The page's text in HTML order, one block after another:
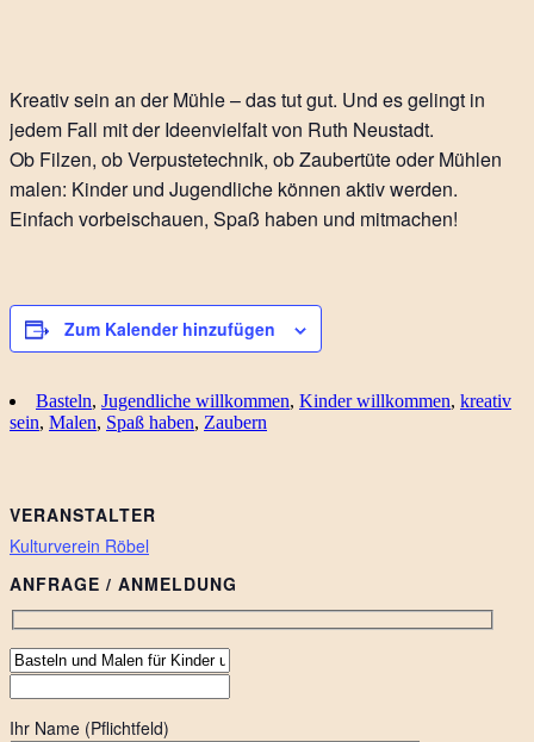
Kreativ sein an der Mühle – das tut gut. Und es gelingt in
jedem Fall mit der Ideenvielfalt von Ruth Neustadt.
Ob Filzen, ob Verpustetechnik, ob Zaubertüte oder Mühlen
malen: Kinder und Jugendliche können aktiv werden.
Einfach vorbeischauen, Spaß haben und mitmachen!
Zum Kalender hinzufügen
Basteln, Jugendliche willkommen, Kinder willkommen, kreativ
sein, Malen, Spaß haben, Zaubern
VERANSTALTER
Kulturverein Röbel
ANFRAGE / ANMELDUNG
Ihr Name (Pflichtfeld)